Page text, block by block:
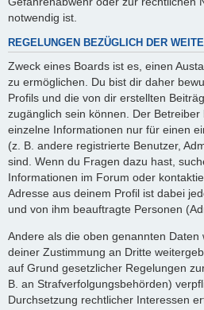
notwendig ist.
REGELUNGEN BEZÜGLICH DER
Zweck eines Boards ist es, einen
zu ermöglichen. Du bist dir daher
Profils und die von dir erstellten
zugänglich sein können. Der
einzelne Informationen nur für einen
(z. B. andere registrierte Benutzer,
sind. Wenn du Fragen dazu hast,
Informationen im Forum oder
Adresse aus deinem Profil ist dabei
und von ihm beauftragte Personen
Andere als die oben genannten
deiner Zustimmung an Dritte
auf Grund gesetzlicher Regelungen
B. an Strafverfolgungsbehörden)
Durchsetzung rechtlicher Interessen